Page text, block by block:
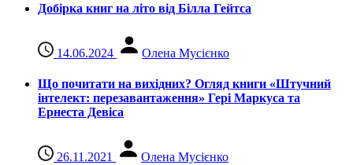
Добірка книг на літо від Білла Гейтса
14.06.2024 Олена Мусієнко
Що почитати на вихідних? Огляд книги «Штучний
інтелект: перезавантаження» Гері Маркуса та
Ернеста Девіса
26.11.2021 Олена Мусієнко